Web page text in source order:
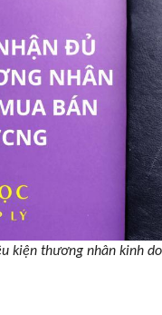
kiện thương nhân kinh